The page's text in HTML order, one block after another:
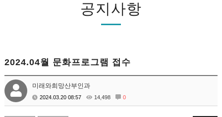
공지사항
2024.04월 문화프로그램 접수
미래와희망산부인과
2024.03.20 08:57 14,498 0